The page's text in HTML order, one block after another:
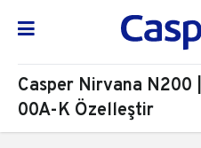
Casper Nirvana
00A-K Özelleştir